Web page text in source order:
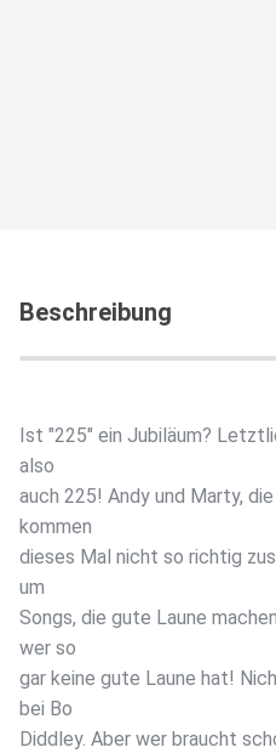
Beschreibung
Ist "225" ein Jubiläum?
also
auch 225! Andy und Marty,
kommen
dieses Mal nicht so richtig
um
Songs, die gute Laune
wer so
gar keine gute Laune hat!
bei Bo
Diddley. Aber wer braucht